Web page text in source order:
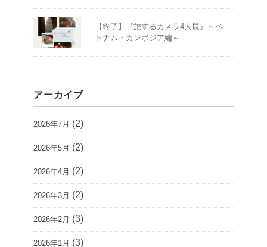
【終了】『旅するカメラ4人展』～ベ
トナム・カンボジア編～
アーカイブ
2026年7月 (2)
2026年5月 (2)
2026年4月 (2)
2026年3月 (2)
2026年2月 (3)
2026年1月 (3)